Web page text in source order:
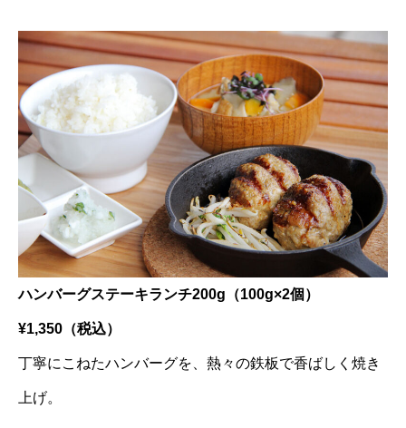
ハンバーグステーキランチ200g（100g×2個）
¥1,350（税込）
丁寧にこねたハンバーグを、熱々の鉄板で香ばしく焼き
上げ。